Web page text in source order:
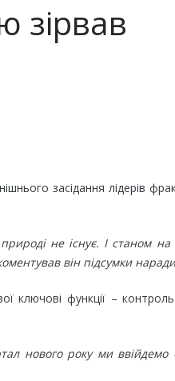
зірвав
засідання лідерів
не існує. І станом
він підсумки
ключові функції –
нового року ми ввійдемо